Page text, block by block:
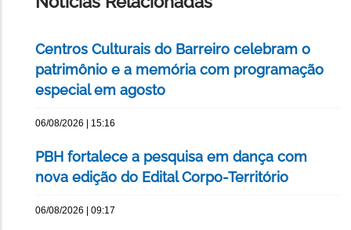
Centros Culturais do Barreiro celebram o
patrimônio e a memória com programação
especial em agosto
06/08/2026 | 15:16
PBH fortalece a pesquisa em dança com
nova edição do Edital Corpo-Território
06/08/2026 | 09:17